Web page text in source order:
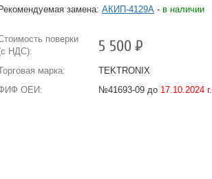
Рекомендуемая замена: АКИП-4129А - в наличии
поверки
НДС):
5 500Р
марка:
TEKTRONIX
ОЕИ:
№41693-09 до 17.10.2024 г.